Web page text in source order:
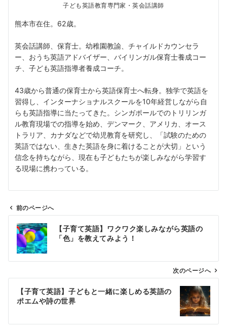
子ども英語教育専門家・英会話講師
熊本市在住。62歳。
英会話講師、保育士。幼稚園教諭、チャイルドカウンセラ
ー、おうち英語アドバイザー、バイリンガル保育士養成コー
チ、子ども英語指導者養成コーチ。
43歳から普通の保育士から英語保育士へ転身。独学で英語を
習得し、インターナショナルスクールを10年経営しながら自
らも英語指導に当たってきた。シンガポールでのトリリンガ
ル教育現場での指導を始め、デンマーク、アメリカ、オース
トラリア、カナダなどで幼児教育を研究し、「試験のための
英語ではない、生きた英語を身に着けることが大切」という
信念を持ちながら、現在も子どもたちが楽しみながら学習す
る現場に携わっている。
ビ
ン
前のページへ
【子育て英語】ワクワク楽しみながら英語の
「色」を教えてみよう！
次のページへ
【子育て英語】子どもと一緒に楽しめる英語の
ポエムや詩の世界